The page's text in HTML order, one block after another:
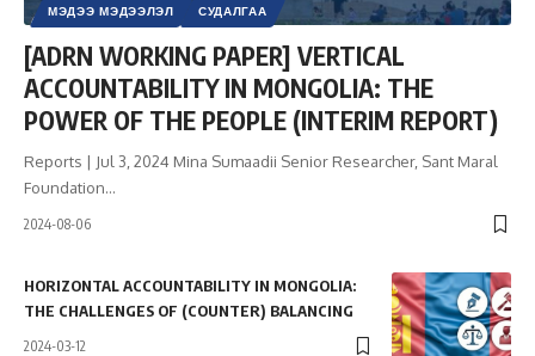
МЭДЭЭ МЭДЭЭЛЭЛ СУДАЛГАА
[ADRN WORKING PAPER] VERTICAL
ACCOUNTABILITY IN MONGOLIA: THE
POWER OF THE PEOPLE (INTERIM REPORT)
Reports | Jul 3, 2024 Mina Sumaadii Senior Researcher, Sant Maral
Foundation…
2024-08-06
HORIZONTAL ACCOUNTABILITY IN MONGOLIA:
THE CHALLENGES OF (COUNTER) BALANCING
2024-03-12